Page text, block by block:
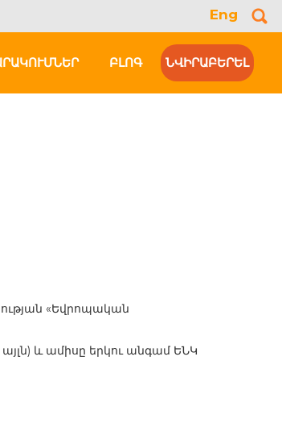
Eng
ԲԼՈԳ ՆՎԻՐԱԲԵՐԵԼ
«Եվրոպական
և ամիսը երկու անգամ ԵՆԿ